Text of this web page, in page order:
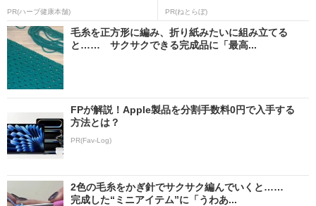
PR(ハーブ健康本舗) PR(ねとらぼ)
毛糸を正方形に編み、折り紙みたいに組み立てる
と…… サクサクできる完成品に「最高...
FPが解説！Apple製品を分割手数料0円で入手する
方法とは？
PR(Fav-Log)
2色の毛糸をかぎ針でサクサク編んでいくと……
完成した“ミニアイテム”に「うわあ...